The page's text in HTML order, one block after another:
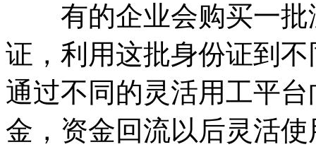
有的企业会购买一批
证，利用这批身份证到
通过不同的灵活用工平
金，资金回流以后灵活使